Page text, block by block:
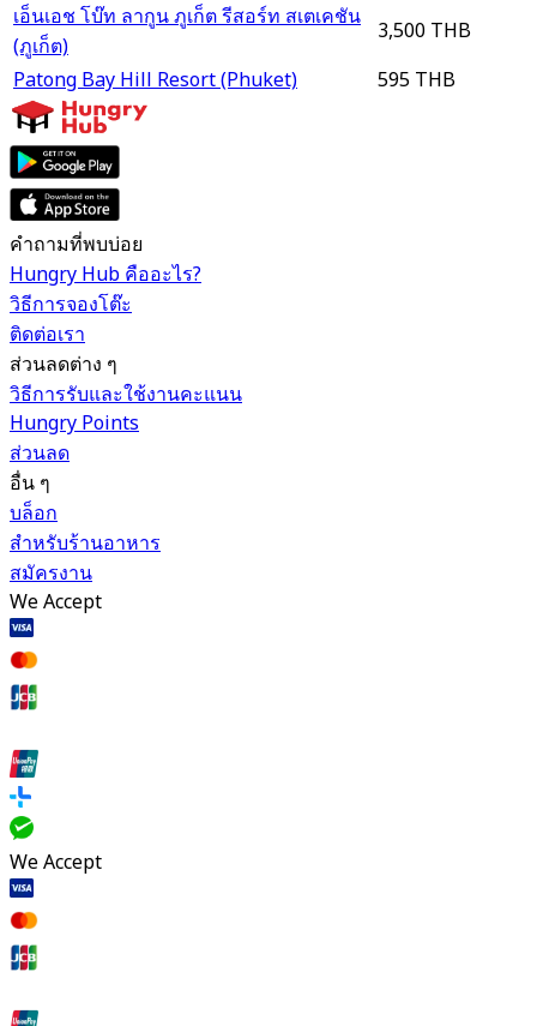
เอ็นเอช โบ๊ท ลากูน ภูเก็ต รีสอร์ท สเตเคชัน
(ภูเก็ต)
3,500 THB
Patong Bay Hill Resort (Phuket)
595 THB
คำถามที่พบบ่อย
Hungry Hub คืออะไร?
วิธีการจองโต๊ะ
ติดต่อเรา
ส่วนลดต่าง ๆ
วิธีการรับและใช้งานคะแนน
Hungry Points
ส่วนลด
อื่น ๆ
บล็อก
สำหรับร้านอาหาร
สมัครงาน
We Accept
We Accept